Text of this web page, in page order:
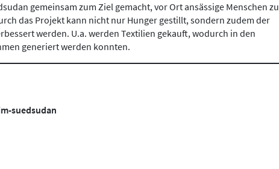
gemeinsam zum Ziel gemacht, vor Ort ansässige Menschen zu
das Projekt kann nicht nur Hunger gestillt, sondern zudem der
werden. U.a. werden Textilien gekauft, wodurch in den
generiert werden konnten.
suedsudan